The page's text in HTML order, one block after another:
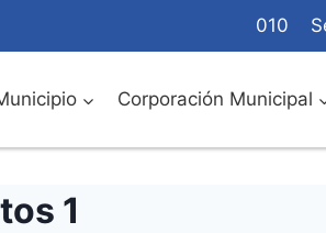
010
Corporación Municipal
1